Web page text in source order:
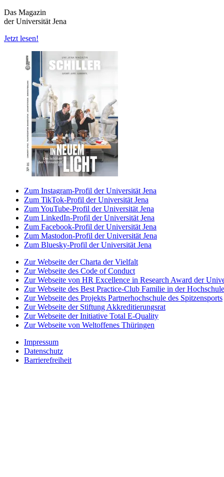
Das Magazin
der Universität Jena
Jetzt lesen!
Zum Instagram-Profil der Universität Jena
Zum TikTok-Profil der Universität Jena
Zum YouTube-Profil der Universität Jena
Zum LinkedIn-Profil der Universität Jena
Zum Facebook-Profil der Universität Jena
Zum Mastodon-Profil der Universität Jena
Zum Bluesky-Profil der Universität Jena
Zur Webseite der Charta der Vielfalt
Zur Webseite des Code of Conduct
Zur Webseite von HR Excellence in Research Award der
Zur Webseite des Best Practice-Club Familie in der Hochschule
Zur Webseite des Projekts Partnerhochschule des Spitzensports
Zur Webseite der Stiftung Akkreditierungsrat
Zur Webseite der Initiative Total E-Quality
Zur Webseite von Weltoffenes Thüringen
Impressum
Datenschutz
Barrierefreiheit